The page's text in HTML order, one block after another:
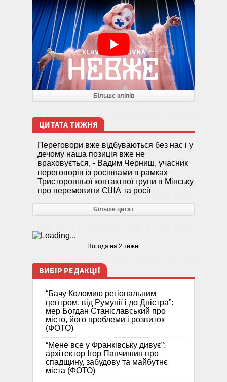
Більше кліпів
ЦИТАТА ТИЖНЯ
Переговори вже відбуваються без нас і у
дечому наша позиція вже не
враховується, - Вадим Черниш, учасник
переговорів із росіянами в рамках
Тристоронньої контактної групи в Мінську
про перемовини США та росії
Більше цитат
Погода на 2 тижні
ВИБІР РЕДАКЦІЇ
“Бачу Коломию регіональним
центром, від Румунії і до Дністра”:
мер Богдан Станіславський про
місто, його проблеми і розвиток
(ФОТО)
“Мене все у Франківську дивує”:
архітектор Ігор Панчишин про
спадщину, забудову та майбутнє
міста (ФОТО)